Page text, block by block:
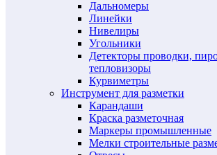
Дальномеры
Линейки
Нивелиры
Угольники
Детекторы проводки,
тепловизоры
Курвиметры
Инструмент для разметки
Карандаши
Краска разметочная
Маркеры промышленные
Мелки строительные